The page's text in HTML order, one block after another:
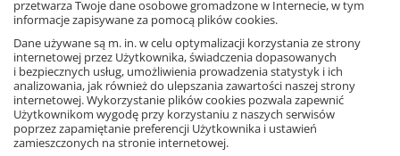
Opracowanie: Artur Pruszyński
Sprawdzian 1 –plik pdf|plik doc
Klucz do sprawdzianu 1 –plik pdf
Sprawdzian 2 –plik pdf|plik doc
Klucz do sprawdzianu 2 –plik pdf
przetwarza Twoje dane osobowe gromadzone w Internecie, w tym
informacje zapisywane za pomocą plików cookies.
Dane używane są m. in. w celu optymalizacji korzystania ze strony
internetowej przez Użytkownika, świadczenia dopasowanych
i bezpiecznych usług, umożliwienia prowadzenia statystyk i ich
analizowania, jak również do ulepszania zawartości naszej strony
internetowej. Wykorzystanie plików cookies pozwala zapewnić
Użytkownikom wygodę przy korzystaniu z naszych serwisów
poprzez zapamiętanie preferencji Użytkownika i ustawień
zamieszczonych na stronie internetowej.